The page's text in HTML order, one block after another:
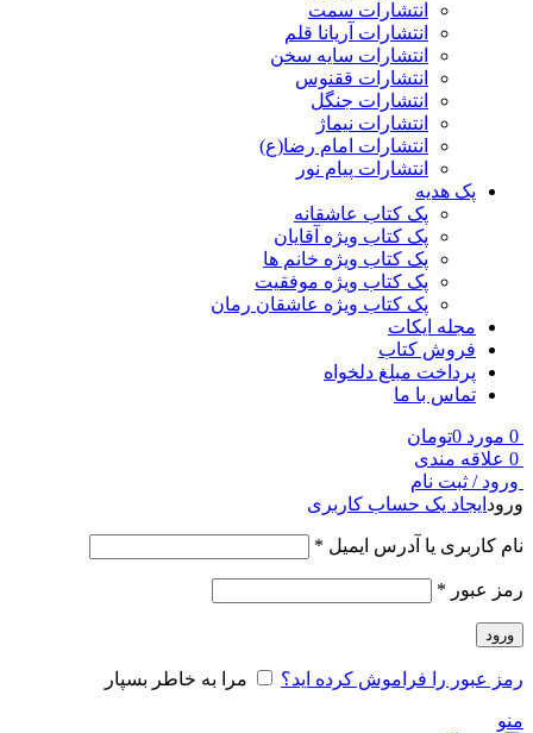
انتشارات سمت
انتشارات آریانا قلم
انتشارات سایه سخن
انتشارات ققنوس
انتشارات جنگل
انتشارات نیماژ
انتشارات امام رضا(ع)
انتشارات پیام نور
پک هدیه
پک کتاب عاشقانه
پک کتاب ویژه آقایان
پک کتاب ویژه خانم ها
پک کتاب ویژه موفقیت
پک کتاب ویژه عاشقان رمان
مجله ایکات
فروش کتاب
پرداخت مبلغ دلخواه
تماس با ما
0 مورد 0تومان
0 علاقه مندی
ورود / ثبت نام
ورود ایجاد یک حساب کاربری
نام کاربری یا آدرس ایمیل *
رمز عبور *
ورود
رمز عبور را فراموش کرده اید؟ مرا به خاطر بسپار
منو